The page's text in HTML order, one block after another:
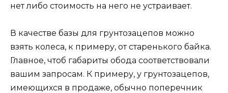
нет либо стоимость на него не устраивает.
В качестве базы для грунтозацепов можно
взять колеса, к примеру, от старенького байка.
Главное, чтоб габариты обода соответствовали
вашим запросам. К примеру, у грунтозацепов,
имеющихся в продаже, обычно поперечник